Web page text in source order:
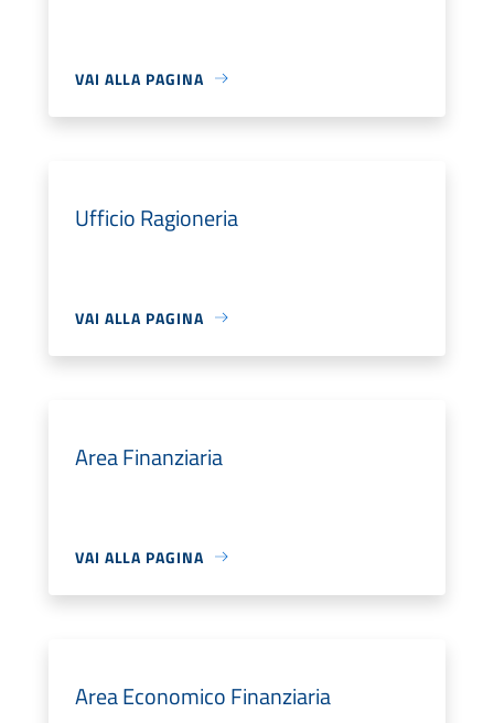
VAI ALLA PAGINA
Ufficio Ragioneria
VAI ALLA PAGINA
Area Finanziaria
VAI ALLA PAGINA
Area Economico Finanziaria